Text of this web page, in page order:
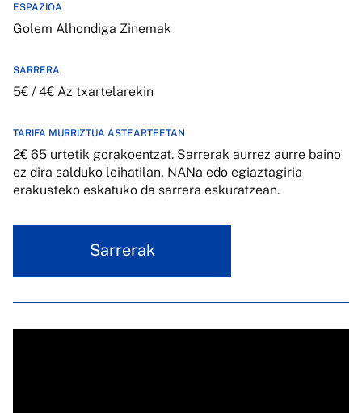
ESPAZIOA
Golem Alhondiga Zinemak
SARRERA
5€ / 4€ Az txartelarekin
TARIFA MURRIZTUA ASTEARTEETAN
2€ 65 urtetik gorakoentzat. Sarrerak aurrez aurre baino
ez dira salduko leihatilan, NANa edo egiaztagiria
erakusteko eskatuko da sarrera eskuratzean.
Sarrerak